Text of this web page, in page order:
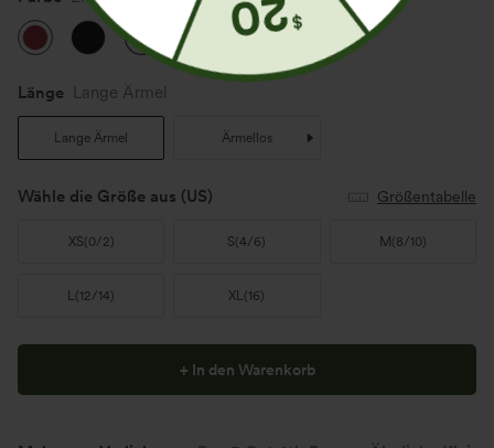
Länge Lange Ärmel
Lange Ärmel Ärmellos
Wähle die Größe aus (US) Größentabelle
XS(0/2) S(4/6) M (8/10)
L(12/14) XL(16)
+ In den Warenkorb